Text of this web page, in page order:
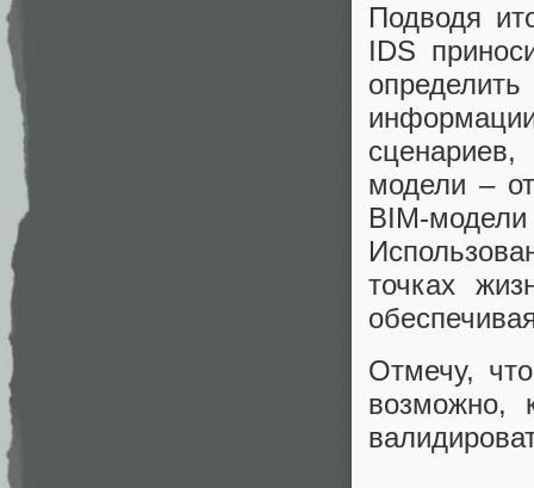
Подводя
IDS
модели –
BIM-
точках
Отмечу,
возможно,